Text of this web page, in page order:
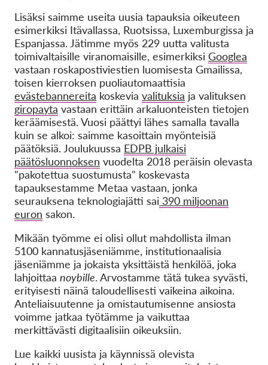
Lisäksi saimme useita uusia tapauksia oikeuteen
esimerkiksi Itävallassa, Ruotsissa, Luxemburgissa ja
Espanjassa. Jätimme myös 229 uutta valitusta
toimivaltaisille viranomaisille, esimerkiksi Googlea
vastaan roskapostiviestien luomisesta Gmailissa,
toisen kierroksen puoliautomaattisia
evästebannereita koskevia valituksia ja valituksen
giropayta vastaan erittäin arkaluonteisten tietojen
keräämisestä. Vuosi päättyi lähes samalla tavalla
kuin se alkoi: saimme kasoittain myönteisiä
päätöksiä. Joulukuussa EDPB julkaisi
päätösluonnoksen vuodelta 2018 peräisin olevasta
"pakotettua suostumusta" koskevasta
tapauksestamme Metaa vastaan, jonka
seurauksena teknologiajätti sai 390 miljoonan
euron sakon.
Mikään työmme ei olisi ollut mahdollista ilman
5100 kannatusjäseniämme, institutionaalisia
jäseniämme ja jokaista yksittäistä henkilöä, joka
lahjoittaa noybille. Arvostamme tätä tukea syvästi,
erityisesti näinä taloudellisesti vaikeina aikoina.
Anteliaisuutenne ja omistautumisenne ansiosta
voimme jatkaa työtämme ja vaikuttaa
merkittävästi digitaalisiin oikeuksiin.
Lue kaikki uusista ja käynnissä olevista